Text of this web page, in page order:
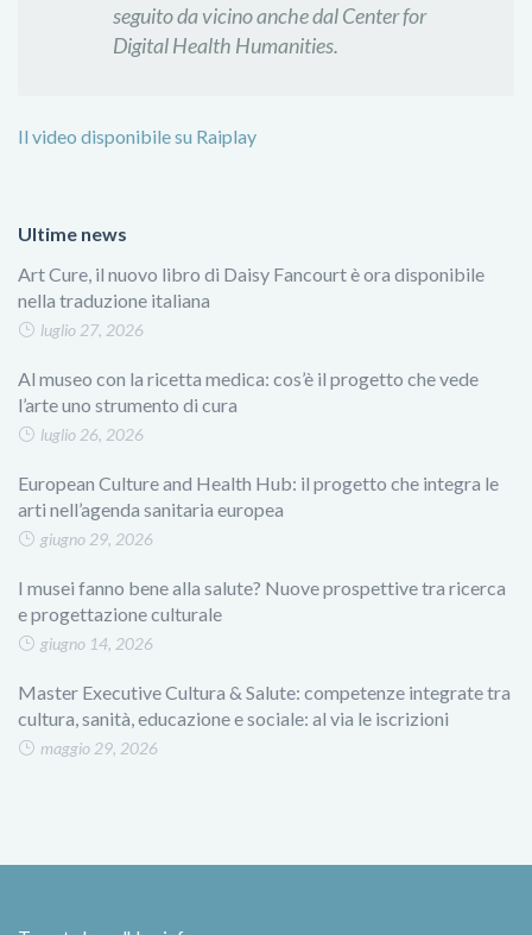
seguito da vicino anche dal Center for
Digital Health Humanities.
Il video disponibile su Raiplay
Ultime news
Art Cure, il nuovo libro di Daisy Fancourt è ora disponibile
nella traduzione italiana
luglio 27, 2026
Al museo con la ricetta medica: cos’è il progetto che vede
l’arte uno strumento di cura
luglio 26, 2026
European Culture and Health Hub: il progetto che integra le
arti nell’agenda sanitaria europea
giugno 29, 2026
I musei fanno bene alla salute? Nuove prospettive tra ricerca
e progettazione culturale
giugno 14, 2026
Master Executive Cultura & Salute: competenze integrate tra
cultura, sanità, educazione e sociale: al via le iscrizioni
maggio 29, 2026